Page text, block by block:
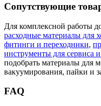
Сопутствующие
Для комплексной работы
расходные материалы для
фитинги и переходники,
инструменты для сервиса
подобрать материалы для
вакуумирования, пайки и
FAQ